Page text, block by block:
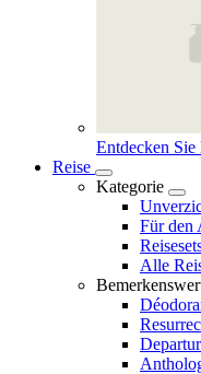
Entdecken Sie
Reise
Kategorie
Für den
Alle